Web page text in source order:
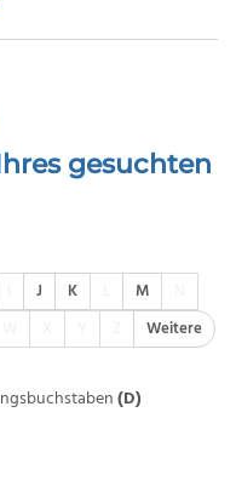
gesuchten
J K M
Weitere
(D)